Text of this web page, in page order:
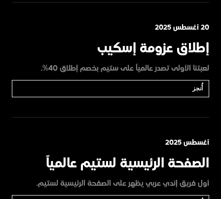
20 أغسطس 2025
إطلاق عزومة إسكيب
لعبتنا الأولى تصدر عالمياً على ستيم بخصم إطلاق 40%.
أُنجز
أغسطس 2025
الصفحة الرئيسية لستيم عالمياً
أول فريق إندي عربي يظهر على الصفحة الرئيسية لستيم.